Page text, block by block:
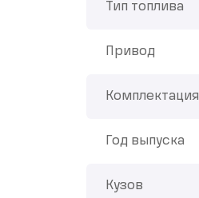
Тип топлива
Привод
Комплектация
Год выпуска
Кузов